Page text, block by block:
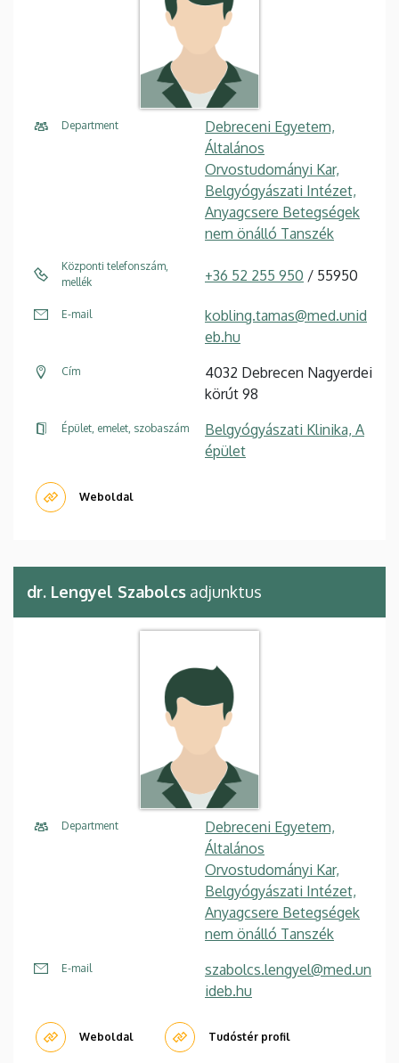
Department
Debreceni Egyetem,
Általános
Orvostudományi Kar,
Belgyógyászati Intézet,
Anyagcsere Betegségek
nem önálló Tanszék
Központi telefonszám,
mellék
+36 52 255 950 / 55950
E-mail
kobling.tamas@med.unid
eb.hu
Cím
4032 Debrecen Nagyerdei
körút 98
Épület, emelet, szobaszám
Belgyógyászati Klinika, A
épület
Weboldal
dr. Lengyel Szabolcs adjunktus
Department
Debreceni Egyetem,
Általános
Orvostudományi Kar,
Belgyógyászati Intézet,
Anyagcsere Betegségek
nem önálló Tanszék
E-mail
szabolcs.lengyel@med.un
ideb.hu
Weboldal Tudóstér profil